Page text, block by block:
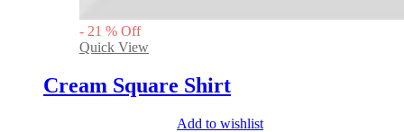
- 21 % Off
Quick View
Cream Square Shirt
Add to wishlist